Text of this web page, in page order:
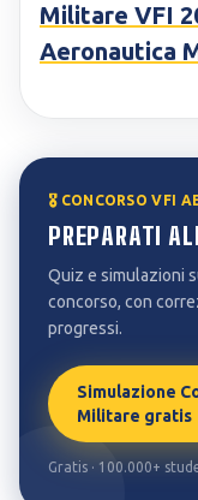
Militare VFI
Aeronautica
🎖️ CONCORSO VFI
PREPARATI
Quiz e simulazioni
concorso, con
progressi.
Simulazione
Militare gratis
Gratis · 100.000+